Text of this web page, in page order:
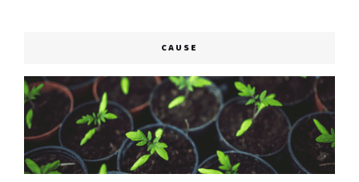
CAUSE